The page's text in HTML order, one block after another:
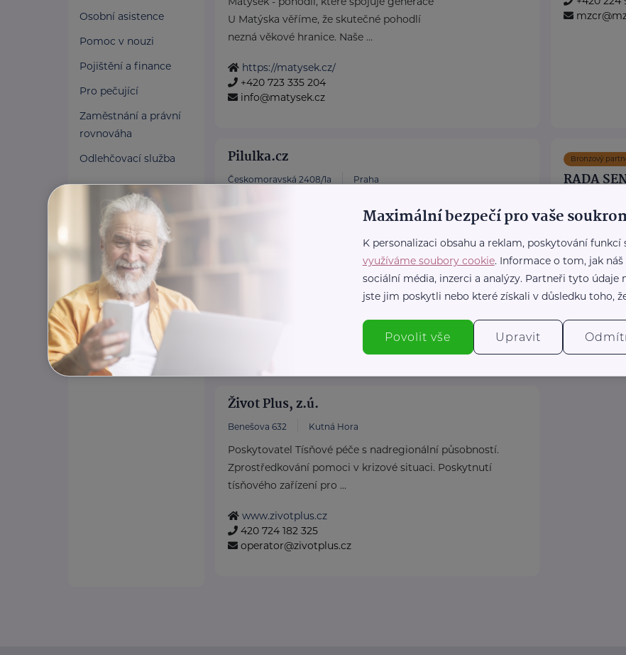
Osobní asistence
Pomoc v nouzi
Pojištění a finance
Pro pečující
Zaměstnání a právní
rovnováha
Odlehčovací služba
U Matýska věříme, že skutečné pohodlí
nezná věkové hranice. Naše ...
https://matysek.cz/
+420 723 335 204
info@matysek.cz
Pilulka.cz
Českomoravská 2408/1a Praha
Bronzový
RADA
Vydáváme
+420 222
Život Plus, z.ú.
Benešova 632 Kutná Hora
Poskytovatel Tísňové péče s nadregionální působností.
Zprostředkování pomoci v krizové situaci. Poskytnutí
tísňového zařízení pro ...
www.zivotplus.cz
420 724 182 325
operator@zivotplus.cz
Maximální bezpečí pro vaše
K personalizaci obsahu a reklam, poskytování
využíváme soubory cookie. Informace o tom, jak
sociální média, inzerci a analýzy. Partneři tyto
jste jim poskytli nebo které získali v důsledku toho,
Povolit vše Upravit